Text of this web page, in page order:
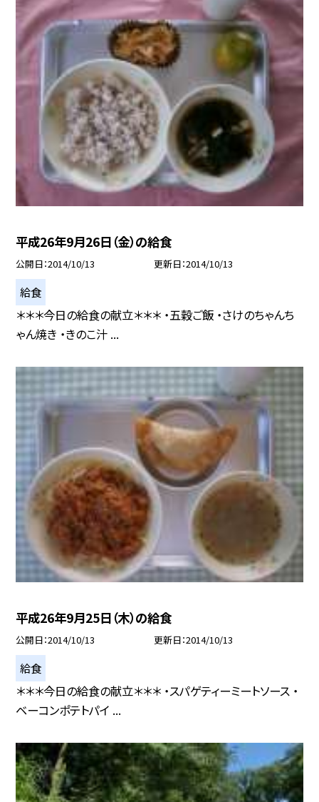
平成26年9月26日（金）の給食
公開日 2014/10/13 更新日 2014/10/13
給食
＊＊＊今日の給食の献立＊＊＊ ・五穀ご飯 ・さけのちゃんち
ゃん焼き ・きのこ汁 ...
平成26年9月25日（木）の給食
公開日 2014/10/13 更新日 2014/10/13
給食
＊＊＊今日の給食の献立＊＊＊ ・スパゲティーミートソース ・
ベーコンポテトパイ ...